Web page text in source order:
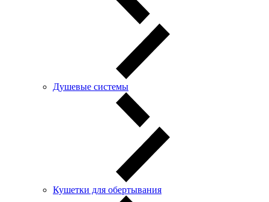
Душевые системы
Кушетки для обертывания